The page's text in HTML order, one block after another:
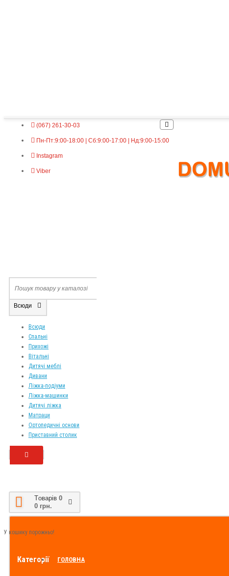
(067) 261-30-03
Пн-Пт:9:00-18:00 | Сб:9:00-17:00 | Нд:9:00-15:00
Instagram
Viber
Всюди
Всюди
Спальні
Прихожі
Вітальні
Дитячі меблі
Дивани
Ліжка-подіуми
Ліжка-машинки
Дитячі ліжка
Матраци
Ортопедичні основи
Приставний столик
Tоварів 0
0 грн.
У кошику порожньо!
Категорії ГОЛОВНА